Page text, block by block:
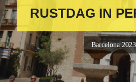
RUSTDAG IN
Barcelona 2023